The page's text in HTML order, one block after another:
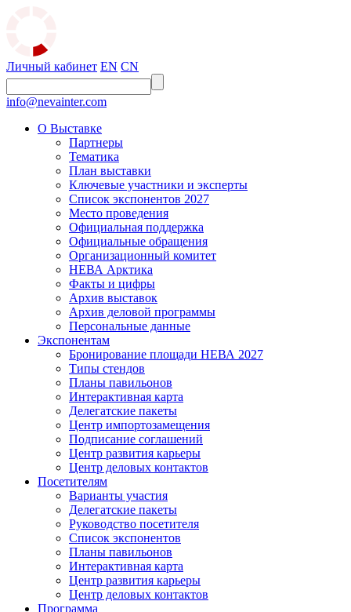
Личный кабинет EN CN
info@nevainter.com
О Выставке
Партнеры
Тематика
План выставки
Ключевые участники и эксперты
Список экспонентов 2027
Место проведения
Официальная поддержка
Официальные обращения
Организационный комитет
НЕВА Арктика
Факты и цифры
Архив выставок
Архив деловой программы
Персональные данные
Экспонентам
Бронирование площади НЕВА 2027
Типы стендов
Планы павильонов
Интерактивная карта
Делегатские пакеты
Центр импортозамещения
Подписание соглашений
Центр развития карьеры
Центр деловых контактов
Посетителям
Варианты участия
Делегатские пакеты
Руководство посетителя
Список экспонентов
Планы павильонов
Интерактивная карта
Центр развития карьеры
Центр деловых контактов
Программа